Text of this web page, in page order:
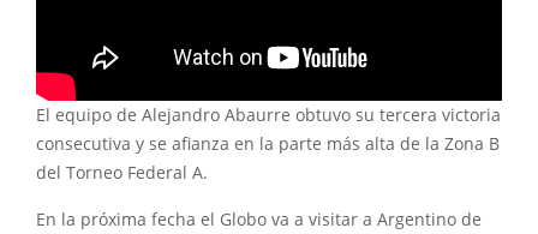
El equipo de Alejandro Abaurre obtuvo su tercera victoria
consecutiva y se afianza en la parte más alta de la Zona B
del Torneo Federal A.
En la próxima fecha el Globo va a visitar a Argentino de